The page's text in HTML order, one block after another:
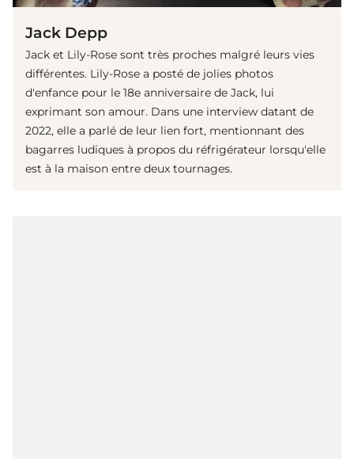
Jack Depp
Jack et Lily-Rose sont très proches malgré leurs vies
différentes. Lily-Rose a posté de jolies photos
d'enfance pour le 18e anniversaire de Jack, lui
exprimant son amour. Dans une interview datant de
2022, elle a parlé de leur lien fort, mentionnant des
bagarres ludiques à propos du réfrigérateur lorsqu'elle
est à la maison entre deux tournages.